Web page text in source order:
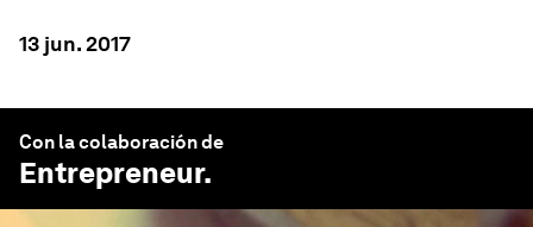
13 jun. 2017
Con la colaboración de
Entrepreneur.